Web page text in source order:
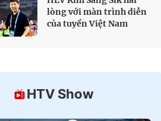
lòng với màn trình diễn
của tuyển Việt Nam
HTV Show